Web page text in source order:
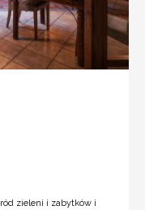
zieleni i zabytków i